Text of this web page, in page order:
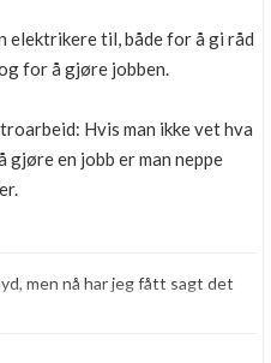
elektrikere til, både for å gi råd
for å gjøre jobben.
Hvis man ikke vet hva
en jobb er man neppe
men nå har jeg fått sagt det